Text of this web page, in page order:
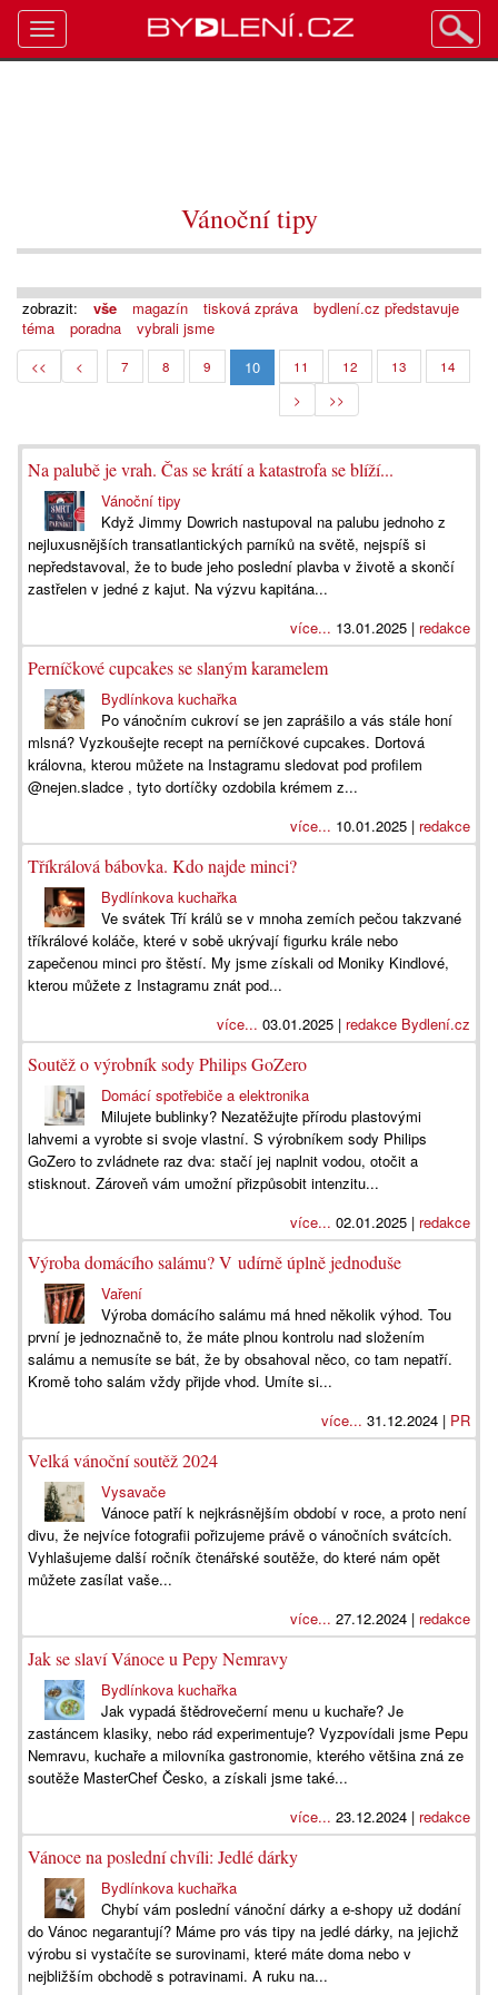
Vánoční tipy
zobrazit: vše magazín tisková zpráva
bydlení.cz představuje
téma
poradna vybrali jsme
<< < 7 8 9 10 11 12 13
14
>
>>
Na palubě je vrah. Čas se krátí a katastrofa se blíží...
Vánoční tipy
Když Jimmy Dowrich nastupoval na palubu jednoho z
nejluxusnějších transatlantických parníků na světě, nejspíš si
nepředstavoval, že to bude jeho poslední plavba v životě a skončí
zastřelen v jedné z kajut. Na výzvu kapitána...
více... 13.01.2025 | redakce
Perníčkové cupcakes se slaným karamelem
Bydlínkova kuchařka
Po vánočním cukroví se jen zaprášilo a vás stále honí
mlsná? Vyzkoušejte recept na perníčkové cupcakes. Dortová
královna, kterou můžete na Instagramu sledovat pod profilem
@nejen.sladce , tyto dortíčky ozdobila krémem z...
více... 10.01.2025 | redakce
Tříkrálová bábovka. Kdo najde minci?
Bydlínkova kuchařka
Ve svátek Tří králů se v mnoha zemích pečou takzvané
tříkrálové koláče, které v sobě ukrývají figurku krále nebo
zapečenou minci pro štěstí. My jsme získali od Moniky Kindlové,
kterou můžete z Instagramu znát pod...
více... 03.01.2025 | redakce Bydlení.cz
Soutěž o výrobník sody Philips GoZero
Domácí spotřebiče a elektronika
Milujete bublinky? Nezatěžujte přírodu plastovými
lahvemi a vyrobte si svoje vlastní. S výrobníkem sody Philips
GoZero to zvládnete raz dva: stačí jej naplnit vodou, otočit a
stisknout. Zároveň vám umožní přizpůsobit intenzitu...
více... 02.01.2025 | redakce
Výroba domácího salámu? V udírně úplně jednoduše
Vaření
Výroba domácího salámu má hned několik výhod. Tou
první je jednoznačně to, že máte plnou kontrolu nad složením
salámu a nemusíte se bát, že by obsahoval něco, co tam nepatří.
Kromě toho salám vždy přijde vhod. Umíte si...
více... 31.12.2024 | PR
Velká vánoční soutěž 2024
Vysavače
Vánoce patří k nejkrásnějším období v roce, a proto není
divu, že nejvíce fotografii pořizujeme právě o vánočních svátcích.
Vyhlašujeme další ročník čtenářské soutěže, do které nám opět
můžete zasílat vaše...
více... 27.12.2024 | redakce
Jak se slaví Vánoce u Pepy Nemravy
Bydlínkova kuchařka
Jak vypadá štědrovečerní menu u kuchaře? Je
zastáncem klasiky, nebo rád experimentuje? Vyzpovídali jsme Pepu
Nemravu, kuchaře a milovníka gastronomie, kterého většina zná ze
soutěže MasterChef Česko, a získali jsme také...
více... 23.12.2024 | redakce
Vánoce na poslední chvíli: Jedlé dárky
Bydlínkova kuchařka
Chybí vám poslední vánoční dárky a e-shopy už dodání
do Vánoc negarantují? Máme pro vás tipy na jedlé dárky, na jejichž
výrobu si vystačíte se surovinami, které máte doma nebo v
nejbližším obchodě s potravinami. A ruku na...
Toggle
navigation